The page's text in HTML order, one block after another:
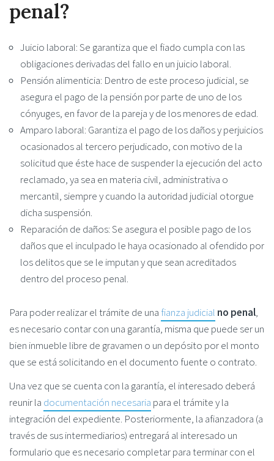
penal?
Juicio laboral: Se garantiza que el fiado cumpla con las
obligaciones derivadas del fallo en un juicio laboral.
Pensión alimenticia: Dentro de este proceso judicial, se
asegura el pago de la pensión por parte de uno de los
cónyuges, en favor de la pareja y de los menores de edad.
Amparo laboral: Garantiza el pago de los daños y perjuicios
ocasionados al tercero perjudicado, con motivo de la
solicitud que éste hace de suspender la ejecución del acto
reclamado, ya sea en materia civil, administrativa o
mercantil, siempre y cuando la autoridad judicial otorgue
dicha suspensión.
Reparación de daños: Se asegura el posible pago de los
daños que el inculpado le haya ocasionado al ofendido por
los delitos que se le imputan y que sean acreditados
dentro del proceso penal.
Para poder realizar el trámite de una fianza judicial no penal,
es necesario contar con una garantía, misma que puede ser un
bien inmueble libre de gravamen o un depósito por el monto
que se está solicitando en el documento fuente o contrato.
Una vez que se cuenta con la garantía, el interesado deberá
reunir la documentación necesaria para el trámite y la
integración del expediente. Posteriormente, la afianzadora (a
través de sus intermediarios) entregará al interesado un
formulario que es necesario completar para terminar con el